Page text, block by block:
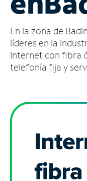
cuenta
Encuentra
una
tienda
En la zona de
líderes en la
Internet con fibra
telefonía fija y